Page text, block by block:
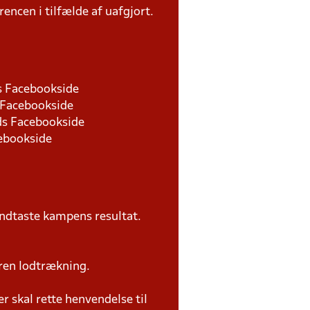
i tilfælde af uafgjort.
Facebookside
kampens resultat.
ren lodtrækning.
skal rette henvendelse til